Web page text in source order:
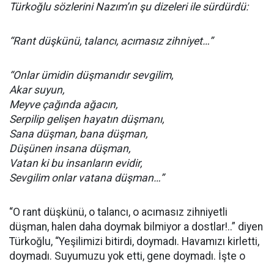
Türkoğlu sözlerini Nazım’ın şu dizeleri ile sürdürdü:
“Rant düşkünü, talancı, acımasız zihniyet…”
“Onlar ümidin düşmanıdır sevgilim,
Akar suyun,
Meyve çağında ağacın,
Serpilip gelişen hayatın düşmanı,
Sana düşman, bana düşman,
Düşünen insana düşman,
Vatan ki bu insanların evidir,
Sevgilim onlar vatana düşman…”
“O rant düşkünü, o talancı, o acımasız zihniyetli
düşman, halen daha doymak bilmiyor a dostlar!..” diyen
Türkoğlu, “Yeşilimizi bitirdi, doymadı. Havamızı kirletti,
doymadı. Suyumuzu yok etti, gene doymadı. İşte o